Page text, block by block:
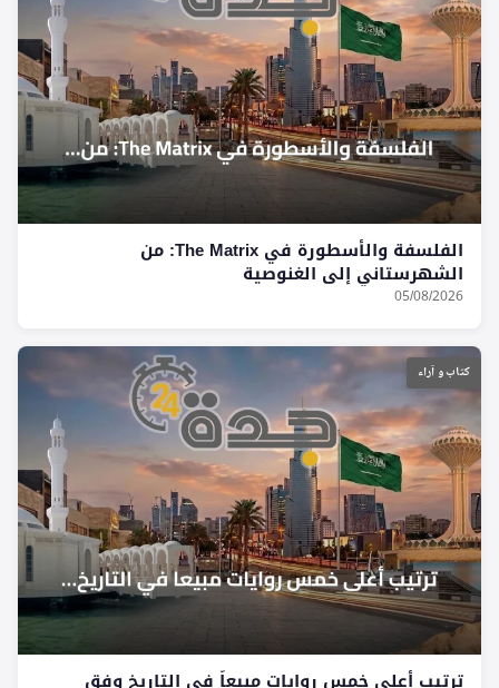
الفلسفة والأسطورة في The Matrix: من
الشهرستاني إلى الغنوصية
05/08/2026
كتاب و آراء
ترتيب أعلى خمس روايات مبيعاً في التاريخ وفق